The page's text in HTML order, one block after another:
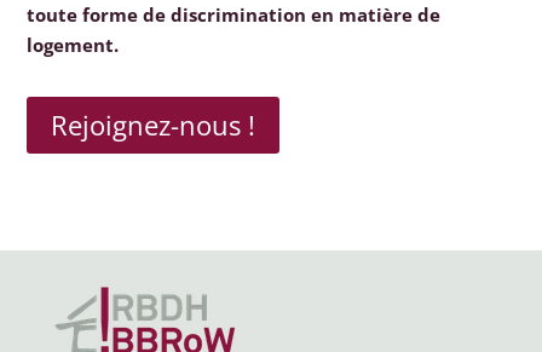
toute forme de discrimination en matière de
logement.
Rejoignez-nous !